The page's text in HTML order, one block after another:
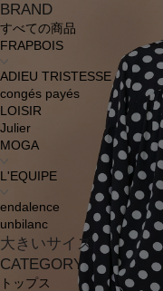
BRAND
すべての商品
FRAPBOIS
ADIEU TRISTESSE
congés payés
LOISIR
Julier
MOGA
L'EQUIPE
endalence
unbilanc
大きいサイズ
CATEGORY
トップス